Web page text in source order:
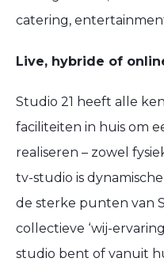
catering,
Live, hybride of
Studio 21 heeft alle
faciliteiten in huis om
realiseren – zowel
tv-studio is
de sterke punten van
collectieve ‘wij-
studio bent of vanuit